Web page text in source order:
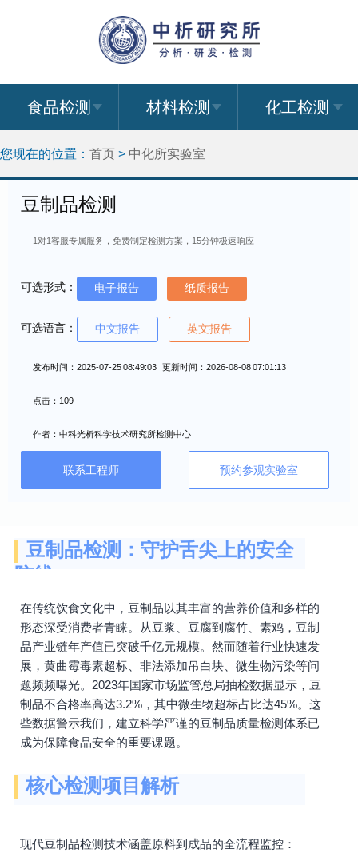
食品检测 材料检测 化工检测
您现在的位置： 首页 > 中化所实验室
豆制品检测
1对1客服专属服务，免费制定检测方案，15分钟极速响应
可选形式： 电子报告 纸质报告
可选语言： 中文报告 英文报告
发布时间：2025-07-25 08:49:03 更新时间：2026-08-08 07:01:13
点击：109
作者：中科光析科学技术研究所检测中心
联系工程师 预约参观实验室
豆制品检测：守护舌尖上的安全
防线
在传统饮食文化中，豆制品以其丰富的营养价值和多样的
形态深受消费者青睐。从豆浆、豆腐到腐竹、素鸡，豆制
品产业链年产值已突破千亿元规模。然而随着行业快速发
展，黄曲霉毒素超标、非法添加吊白块、微生物污染等问
题频频曝光。2023年国家市场监管总局抽检数据显示，豆
制品不合格率高达3.2%，其中微生物超标占比达45%。这
些数据警示我们，建立科学严谨的豆制品质量检测体系已
成为保障食品安全的重要课题。
核心检测项目解析
现代豆制品检测技术涵盖原料到成品的全流程监控：